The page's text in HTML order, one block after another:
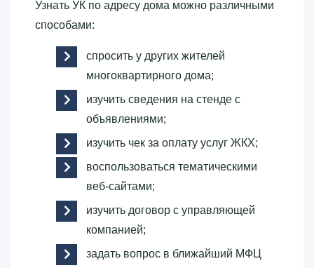
Узнать УК по адресу дома можно различными
способами:
спросить у других жителей
многоквартирного дома;
изучить сведения на стенде с
объявлениями;
изучить чек за оплату услуг ЖКХ;
воспользоваться тематическими
веб-сайтами;
изучить договор с управляющей
компанией;
задать вопрос в ближайший МФЦ